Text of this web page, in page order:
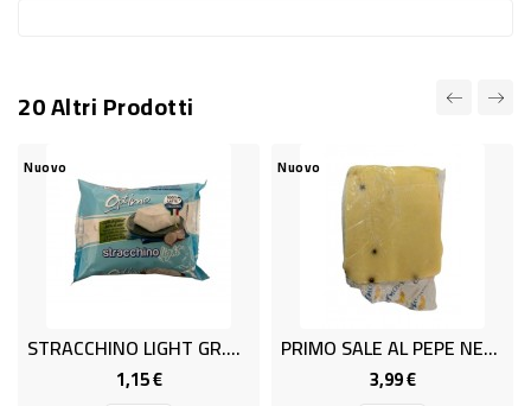
TESSUTI
DETERGENTI
SUPERFICI
ACCESSORI
CASA
CURA
20 Altri Prodotti
Nuovo
STRACCHINO LIGHT GR.100 OPTIMO
1,15 €Prezzo
Nuovo
PRIMO SALE AL PEPE NERO GR.250
3,99 €Prezzo